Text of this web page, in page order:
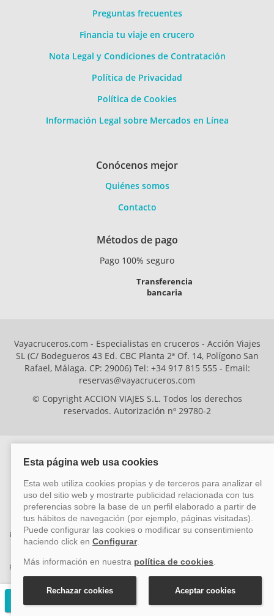
Preguntas frecuentes
Financia tu viaje en crucero
Nota Legal y Condiciones de Contratación
Política de Privacidad
Política de Cookies
Información Legal sobre Mercados en Línea
Conócenos mejor
Quiénes somos
Contacto
Métodos de pago
Pago 100% seguro
Transferencia
bancaria
Vayacruceros.com - Especialistas en cruceros - Acción Viajes
SL (C/ Bodegueros 43 Ed. CBC Planta 2ª Of. 14, Polígono San
Rafael, Málaga. CP: 29006) Tel: +34 917 815 555 - Email:
reservas@vayacruceros.com
© Copyright ACCION VIAJES S.L. Todos los derechos
reservados. Autorización nº 29780-2
ACCION VIAJES SL ha sido beneficiaria del Fondo Europeo de Desarrollo
Regional (FEDER), cuyo objetivo es mejorar la competitividad de las pymes
mediante el impulso de la innovación, el desarrollo tecnológico, la
investigación de calidad y el uso seguro y fiable del ciberespacio. Gracias a
esta financiación, la empresa ha puesto en marcha un Plan de Acción
promoviendo la innovación y la ciberseguridad. Para ello, ha contado con el
apoyo de los programas Pyme Innova y Pyme Cibersegura de la Cámara
de Comercio de Málaga. #EuropaSeSiente